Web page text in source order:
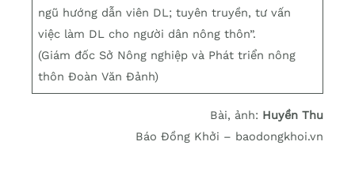
ngũ hướng dẫn viên DL; tuyên truyền, tư vấn
việc làm DL cho người dân nông thôn”.
(Giám đốc Sở Nông nghiệp và Phát triển nông
thôn Đoàn Văn Đảnh)
Bài, ảnh: Huyền Thu
Báo Đồng Khởi – baodongkhoi.vn